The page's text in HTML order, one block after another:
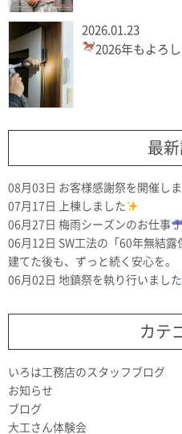
2026.01.23
2026年もよろ
最
08月03日 お客様感謝祭を開催し
07月17日
上棟しました
06月27日 梅雨シーズンのお仕事
06月12日 SW工法の「60年無結
建てた後も、ずっと続く安心を。
06月02日 地鎮祭を執り行いました
カテ
いろは工務店のスタッフブログ
お知らせ
ブログ
大工さん体験会